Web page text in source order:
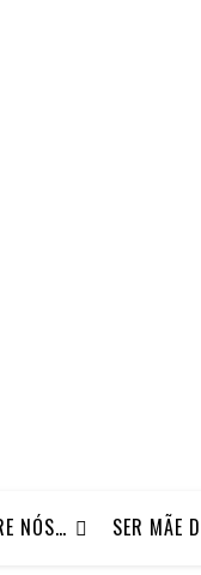
NÓS… SER MÃE